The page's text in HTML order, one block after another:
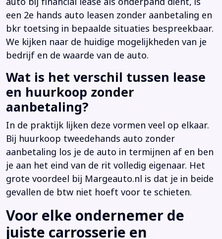
een 2e hands auto leasen zonder aanbetaling en
bkr toetsing in bepaalde situaties bespreekbaar.
We kijken naar de huidige mogelijkheden van je
bedrijf en de waarde van de auto.
Wat is het verschil tussen lease
en huurkoop zonder
aanbetaling?
In de praktijk lijken deze vormen veel op elkaar.
Bij huurkoop tweedehands auto zonder
aanbetaling los je de auto in termijnen af en ben
je aan het eind van de rit volledig eigenaar. Het
grote voordeel bij Margeauto.nl is dat je in beide
gevallen de btw niet hoeft voor te schieten.
Voor elke ondernemer de
juiste carrosserie en